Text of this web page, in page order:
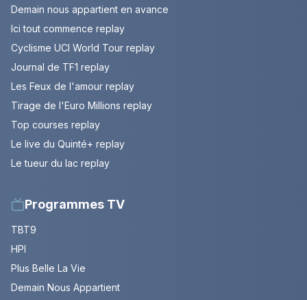
Demain nous appartient en avance
Ici tout commence replay
Cyclisme UCI World Tour replay
Journal de TF1 replay
Les Feux de l'amour replay
Tirage de l'Euro Millions replay
Top courses replay
Le live du Quinté+ replay
Le tueur du lac replay
Programmes TV
TBT9
HPI
Plus Belle La Vie
Demain Nous Appartient